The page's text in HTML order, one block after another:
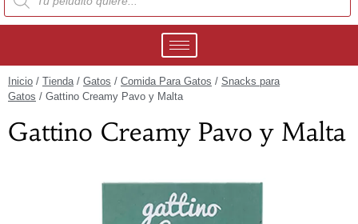
Inicio / Tienda/ Gatos / Comida Para Gatos / Snacks para
Gatos / Gattino Creamy Pavo y Malta
Gattino Creamy Pavo y Malta